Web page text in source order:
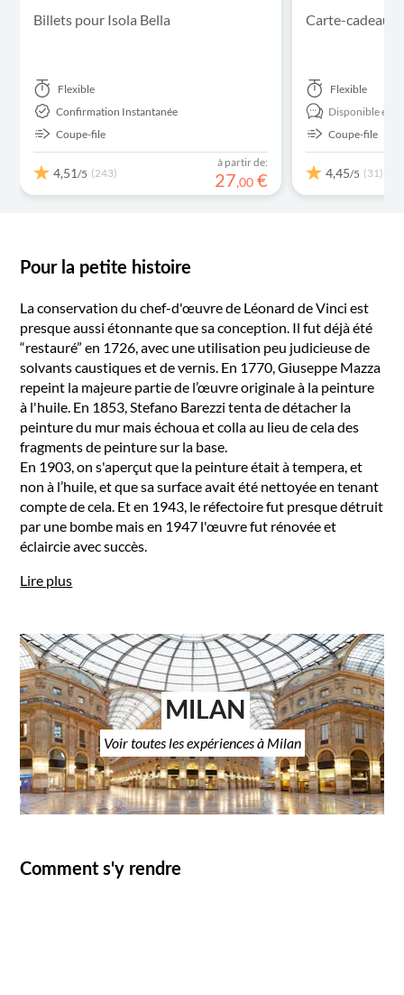
Billets pour Isola Bella
Flexible
Confirmation Instantanée
Coupe-file
4,51/5 (243)
à partir de:
27,00 €
Carte-cadeau
Flexible
Disponible en:
Coupe-file
4,45/5 (31)
Pour la petite histoire
La conservation du chef-d'œuvre de Léonard de Vinci est
presque aussi étonnante que sa conception. Il fut déjà été
“restauré” en 1726, avec une utilisation peu judicieuse de
solvants caustiques et de vernis. En 1770, Giuseppe Mazza
repeint la majeure partie de l’œuvre originale à la peinture
à l'huile. En 1853, Stefano Barezzi tenta de détacher la
peinture du mur mais échoua et colla au lieu de cela des
fragments de peinture sur la base.
En 1903, on s'aperçut que la peinture était à tempera, et
non à l’huile, et que sa surface avait été nettoyée en tenant
compte de cela. Et en 1943, le réfectoire fut presque détruit
par une bombe mais en 1947 l'œuvre fut rénovée et
éclaircie avec succès.
Lire plus
MILAN
Voir toutes les expériences à Milan
Comment s'y rendre